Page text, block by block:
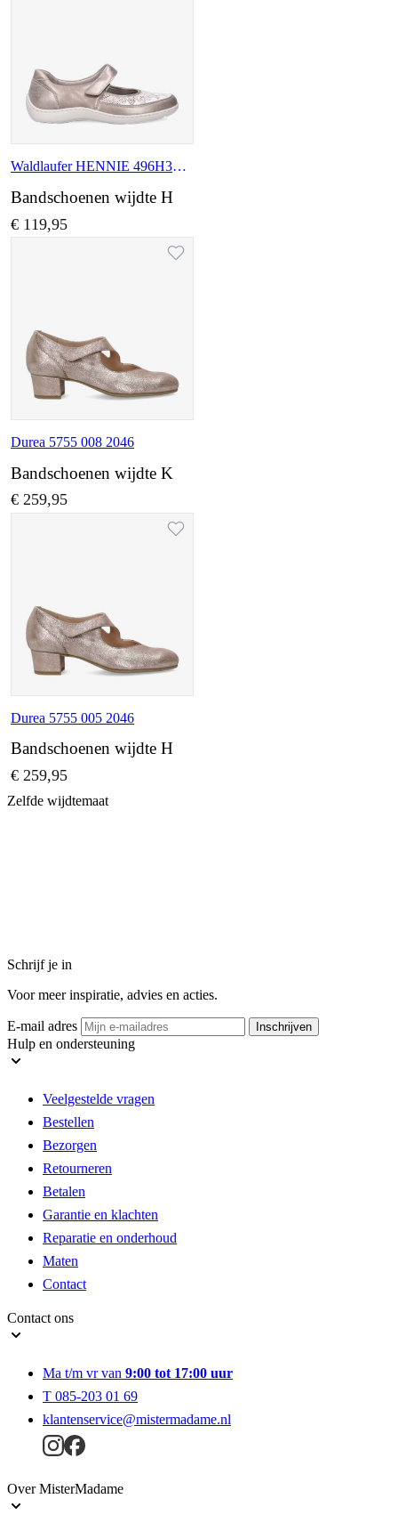
Waldlaufer HENNIE 496H33 329 503
Bandschoenen wijdte H
€ 119,95
Durea 5755 008 2046
Bandschoenen wijdte K
€ 259,95
Durea 5755 005 2046
Bandschoenen wijdte H
€ 259,95
Zelfde wijdtemaat
Schrijf je in
Voor meer inspiratie, advies en acties.
E-mail adres Inschrijven
Hulp en ondersteuning
Veelgestelde vragen
Bestellen
Bezorgen
Retourneren
Betalen
Garantie en klachten
Reparatie en onderhoud
Maten
Contact
Contact ons
Ma t/m vr van 9:00 tot 17:00 uur
T 085-203 01 69
klantenservice@mistermadame.nl
Over MisterMadame